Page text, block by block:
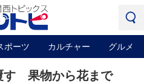
ポーツ カルチャー グルメ
す 果物から花まで